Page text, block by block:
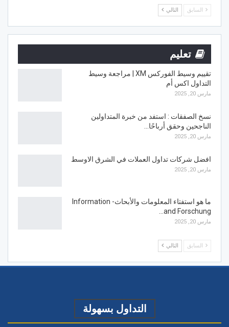
السابق التالي
تعليم
تقييم وسيط الفوركس XM | مراجعة وسيط
التداول اكس أم
مارس 20, 2025
نسخ الصفقات : استفد من خبرة المتداولين
الناجحين وحقق أرباحًا…
مارس 20, 2025
افضل شركات تداول العملات في الشرق الاوسط
مارس 20, 2025
ما هو استفتاء المعلومات والأبحاث- Information
and Forschung…
مارس 20, 2025
السابق التالي
التداول بسهولة